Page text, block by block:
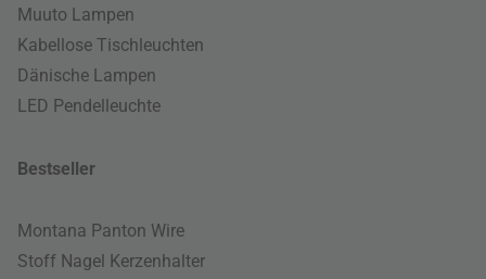
Muuto Lampen
Kabellose Tischleuchten
Dänische Lampen
LED Pendelleuchte
Bestseller
Montana Panton Wire
Stoff Nagel Kerzenhalter